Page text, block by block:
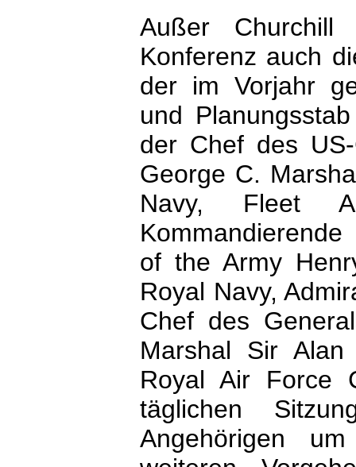
Außer
Konferenz auch
der im Vorjahr
und
der Chef des
George C.
Navy, Fleet
of the Army
Royal Navy,
Chef des
Marshal Sir
Royal Air Force
täglichen
Angehörigen